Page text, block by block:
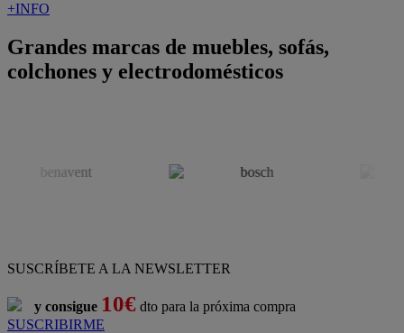
+INFO
Grandes marcas de muebles, sofás,
colchones y electrodomésticos
SUSCRÍBETE A LA NEWSLETTER
y consigue 10€ dto para la próxima compra
SUSCRIBIRME